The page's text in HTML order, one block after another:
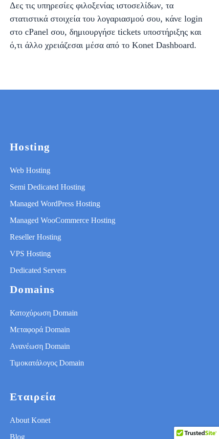
Δες τις υπηρεσίες φιλοξενίας ιστοσελίδων, τα
στατιστικά στοιχεία του λογαριασμού σου, κάνε login
στο cPanel σου, δημιουργήσε tickets υποστήριξης και
ό,τι άλλο χρειάζεσαι μέσα από το Konet Dashboard.
Hosting
Web Hosting
Semi Dedicated Hosting
Managed WordPress Hosting
Managed WooCommerce Hosting
Reseller Hosting
VPS Hosting
Dedicated Servers
Domains
Κατοχύρωση Domain
Μεταφορά Domain
Ανανέωση Domain
Τιμοκατάλογος Domain
Εταιρεία
About Konet
Blog